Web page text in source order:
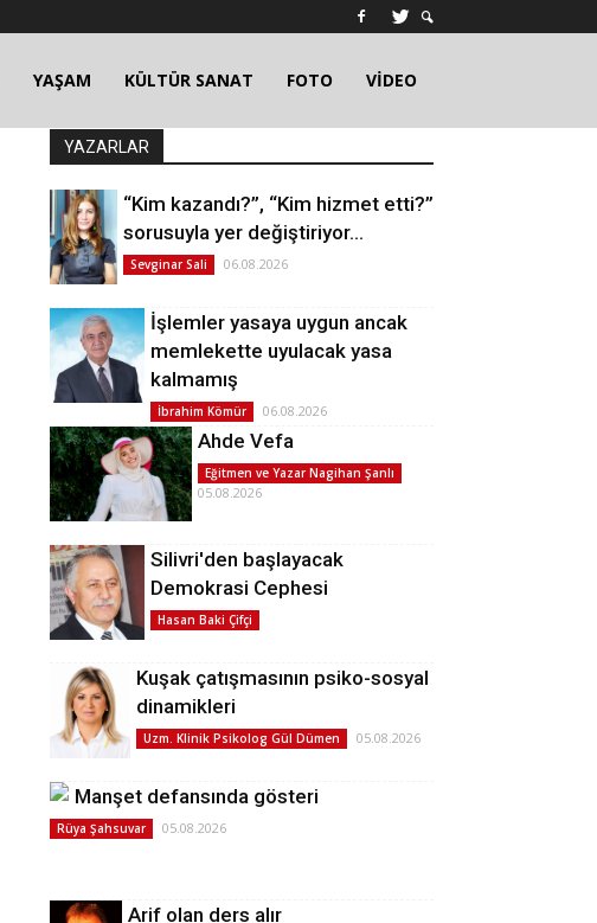
YAŞAM KÜLTÜR SANAT FOTO VİDEO
YAZARLAR
“Kim kazandı?”, “Kim hizmet etti?”
sorusuyla yer değiştiriyor…
Sevginar Sali 06.08.2026
İşlemler yasaya uygun ancak
memlekette uyulacak yasa
kalmamış
İbrahim Kömür 06.08.2026
Ahde Vefa
Eğitmen ve Yazar Nagihan Şanlı
05.08.2026
Silivri'den başlayacak
Demokrasi Cephesi
Hasan Baki Çifçi
Kuşak çatışmasının psiko-sosyal
dinamikleri
Uzm. Klinik Psikolog Gül Dümen 05.08.2026
Manşet defansında gösteri
Rüya Şahsuvar 05.08.2026
Arif olan ders alır